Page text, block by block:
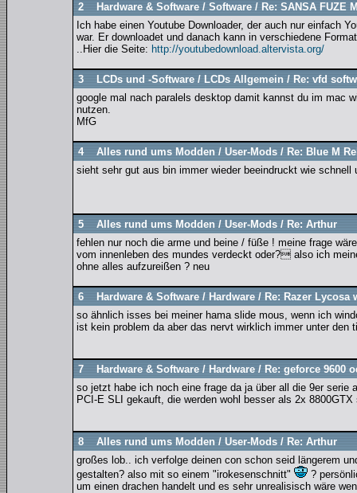
2 Hardware & Software/ Software/ Re: SANSA FUZE
Ich habe einen Youtube Downloader, der auch nur einfach
war. Er downloadet und danach kann in verschiedene
..Hier die Seite: http://youtubedownload.altervista.org/
3 LCDs und -Software/ LCDs Allgemein/ Re: vfd
google mal nach paralels desktop damit kannst du im mac
nutzen.
MfG
4 Alles rund ums Modden/ User-Mods/ Re: Blue M
sieht sehr gut aus bin immer wieder beeindruckt wie
5 Alles rund ums Modden/ User-Mods/ Re: Arthur
fehlen nur noch die arme und beine / füße ! meine frage
vom innenleben des mundes verdeckt oder? also ich
ohne alles aufzureißen ? neu
6 Hardware & Software/ Hardware/ Re: Razer
so ähnlich isses bei meiner hama slide mous, wenn ich
ist kein problem da aber das nervt wirklich immer unter
7 Hardware & Software/ Hardware/ Re: geforce 9600
so jetzt habe ich noch eine frage da ja über all die 9er
PCI-E SLI gekauft, die werden wohl besser als 2x 8800GTX
8 Alles rund ums Modden/ User-Mods/ Re: Arthur
großes lob.. ich verfolge deinen con schon seid längerem
gestalten? also mit so einem "irokesenschnitt"
?
um einen drachen handelt und es sehr unrealisisch wäre